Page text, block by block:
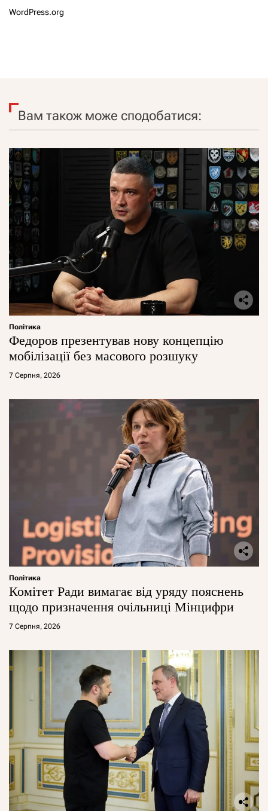
WordPress.org
Вам також може сподобатися:
Політика
Федоров презентував нову концепцію
мобілізації без масового розшуку
7 Серпня, 2026
Політика
Комітет Ради вимагає від уряду пояснень
щодо призначення очільниці Мінцифри
7 Серпня, 2026